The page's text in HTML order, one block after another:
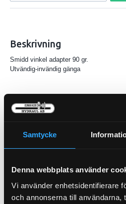
Samtycke
Denna webbplats använder
Vi använder enhetsidentifierare
och annonserna till användarna,
Beskrivning
Smidd vinkel adapter 90 gr.
Utvändig-invändig gänga
P-NIPPEL BSP (1/2)
92-8
Pris exkl. 46.90
Köp